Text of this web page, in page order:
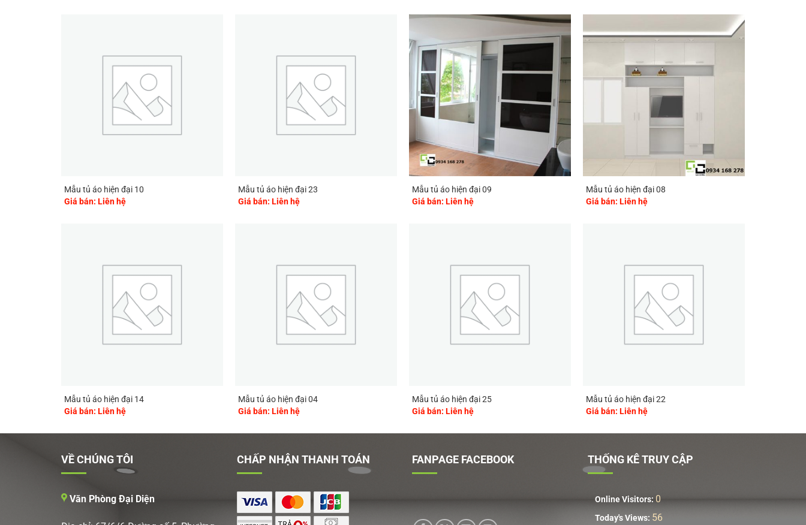
Mẫu tủ áo hiện đại 10
Giá bán: Liên hệ
Mẫu tủ áo hiện đại 23
Giá bán: Liên hệ
Mẫu tủ áo hiện đại 09
Giá bán: Liên hệ
Mẫu tủ áo hiện đại 08
Giá bán: Liên hệ
Mẫu tủ áo hiện đại 14
Giá bán: Liên hệ
Mẫu tủ áo hiện đại 04
Giá bán: Liên hệ
Mẫu tủ áo hiện đại 25
Giá bán: Liên hệ
Mẫu tủ áo hiện đại 22
Giá bán: Liên hệ
VỀ CHÚNG TÔI
Văn Phòng Đại Diện
CHẤP NHẬN THANH TOÁN FANPAGE FACEBOOK THỐNG KÊ TRUY CẬP
Online Visitors: 0
Today's Views: 56